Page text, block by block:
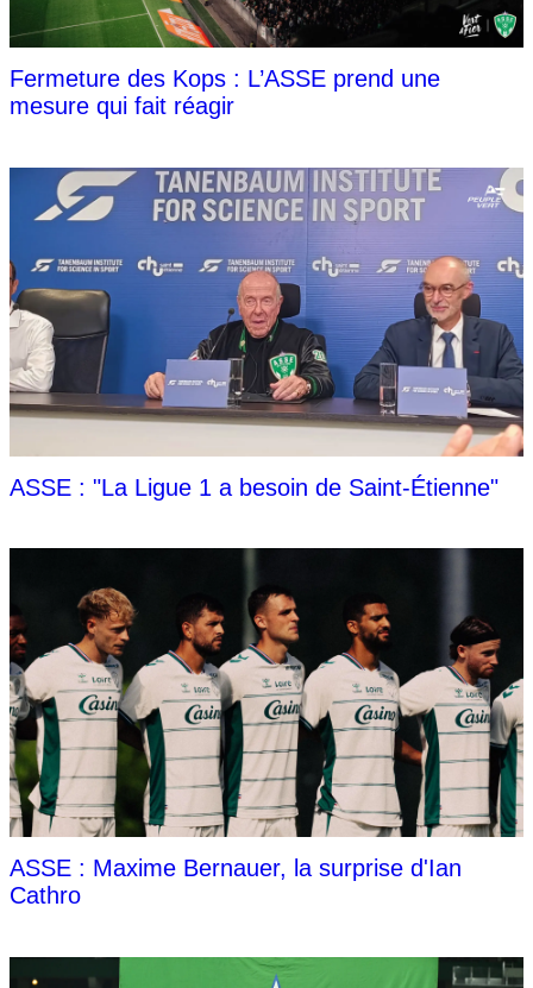
Fermeture des Kops : L’ASSE prend une
mesure qui fait réagir
ASSE : "La Ligue 1 a besoin de Saint-Étienne"
ASSE : Maxime Bernauer, la surprise d'Ian
Cathro